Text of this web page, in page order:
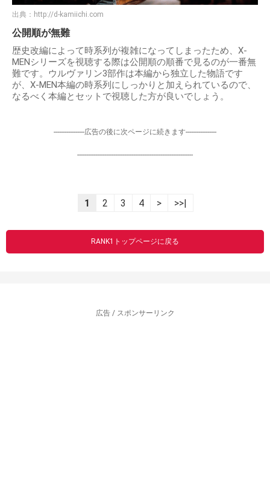
出典： http://d-kamiichi.com
公開順が無難
歴史改編によって時系列が複雑になってしまったため、X-
MENシリーズを視聴する際は公開順の順番で見るのが一番無
難です。ウルヴァリン3部作は本編から独立した物語です
が、X-MEN本編の時系列にしっかりと加えられているので、
なるべく本編とセットで視聴した方が良いでしょう。
-----------------広告の後に次ページに続きます-----------------
----------------------------------------------------------------
1 2 3 4 > >>|
RANK1トップページに戻る
広告 / スポンサーリンク